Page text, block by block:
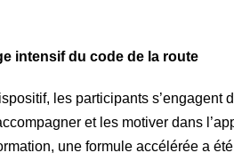
intensif du code de la route
les participants
et les motiver dans
une formule accélérée a